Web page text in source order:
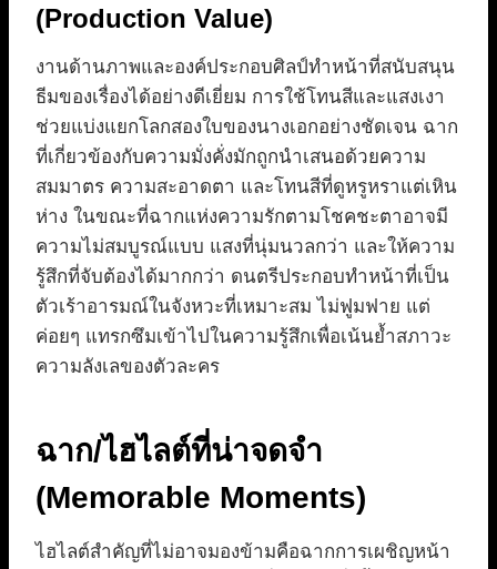
(Production Value)
งานด้านภาพและองค์ประกอบศิลป์ทำหน้าที่สนับสนุน
ธีมของเรื่องได้อย่างดีเยี่ยม การใช้โทนสีและแสงเงา
ช่วยแบ่งแยกโลกสองใบของนางเอกอย่างชัดเจน ฉาก
ที่เกี่ยวข้องกับความมั่งคั่งมักถูกนำเสนอด้วยความ
สมมาตร ความสะอาดตา และโทนสีที่ดูหรูหราแต่เหิน
ห่าง ในขณะที่ฉากแห่งความรักตามโชคชะตาอาจมี
ความไม่สมบูรณ์แบบ แสงที่นุ่มนวลกว่า และให้ความ
รู้สึกที่จับต้องได้มากกว่า ดนตรีประกอบทำหน้าที่เป็น
ตัวเร้าอารมณ์ในจังหวะที่เหมาะสม ไม่ฟูมฟาย แต่
ค่อยๆ แทรกซึมเข้าไปในความรู้สึกเพื่อเน้นย้ำสภาวะ
ความลังเลของตัวละคร
ฉาก/ไฮไลต์ที่น่าจดจำ
(Memorable Moments)
ไฮไลต์สำคัญที่ไม่อาจมองข้ามคือฉากการเผชิญหน้า